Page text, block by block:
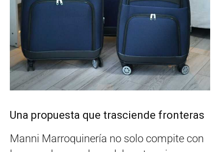
Una propuesta que trasciende fronteras
Manni Marroquinería no solo compite con